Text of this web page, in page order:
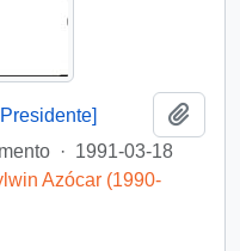
· 1991-03-18
Azócar (1990-